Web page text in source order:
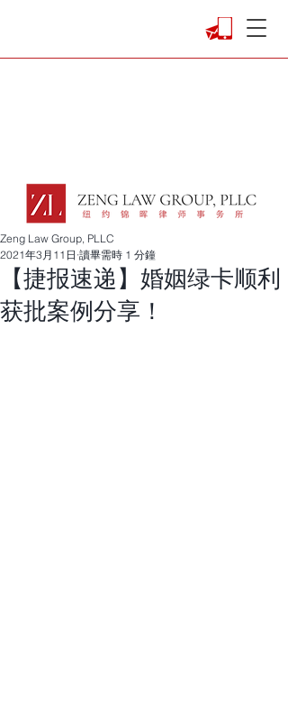
【捷报速递】婚姻绿卡顺利
获批案例分享！
Zeng Law Group, PLLC
2021年3月11日 讀畢需時 1 分鐘